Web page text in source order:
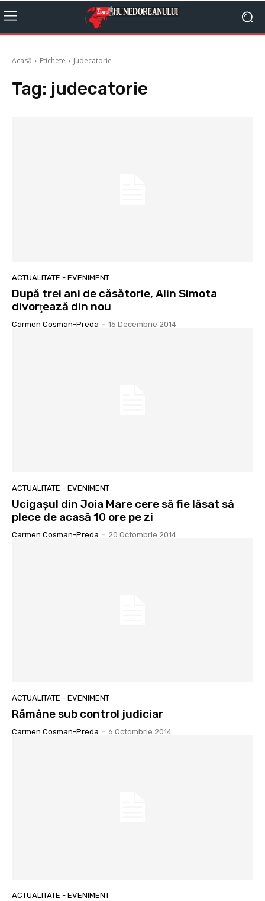
Acasă Etichete Judecatorie
Tag: judecatorie
ACTUALITATE - EVENIMENT
După trei ani de căsătorie, Alin Simota
divorţează din nou
Carmen Cosman-Preda - 15 Decembrie 2014
ACTUALITATE - EVENIMENT
Ucigaşul din Joia Mare cere să fie lăsat să
plece de acasă 10 ore pe zi
Carmen Cosman-Preda - 20 Octombrie 2014
ACTUALITATE - EVENIMENT
Rămâne sub control judiciar
Carmen Cosman-Preda - 6 Octombrie 2014
ACTUALITATE - EVENIMENT